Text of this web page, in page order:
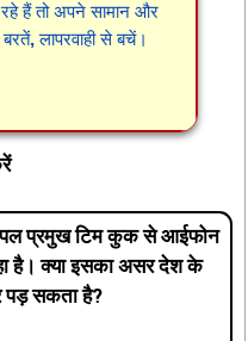
हैं तो अपने सामान और
लापरवाही से बचें।
एपल प्रमुख टिम कुक से आईफोन
है। क्या इसका असर देश के
पड़ सकता है?